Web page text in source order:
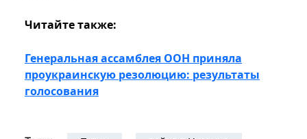
Читайте также:
Генеральная ассамблея ООН приняла
проукраинскую резолюцию: результаты
голосования